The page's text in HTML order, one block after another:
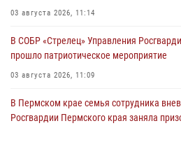
03 августа 2026, 11:14
В СОБР «Стрелец» Управления
прошло патриотическое мероприятие
03 августа 2026, 11:09
В Пермском крае семья сотрудника
Росгвардии Пермского края заняла